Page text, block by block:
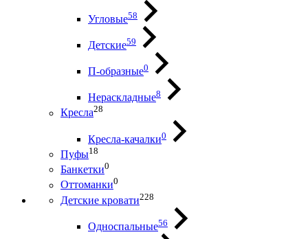
Угловые58
Детские59
П-образные0
Нераскладные8
Кресла28
Кресла-качалки0
Пуфы18
Банкетки0
Оттоманки0
Детские кровати228
Односпальные56